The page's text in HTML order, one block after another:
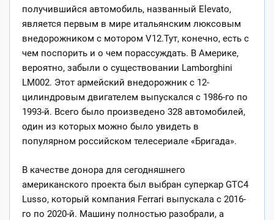
получившийся автомобиль, названный Elevato,
является первым в мире итальянским люксовым
внедорожником с мотором V12.Тут, конечно, есть с
чем поспорить и о чем порассуждать. В Америке,
вероятно, забыли о существовании Lamborghini
LM002. Этот армейский внедорожник с 12-
цилиндровым двигателем выпускался с 1986-го по
1993-й. Всего было произведено 328 автомобилей,
один из которых можно было увидеть в
популярном российском телесериале «Бригада».
В качестве донора для сегодняшнего
американского проекта был выбран суперкар GTC4
Lusso, который компания Ferrari выпускала с 2016-
го по 2020-й. Машину полностью разобрали, а